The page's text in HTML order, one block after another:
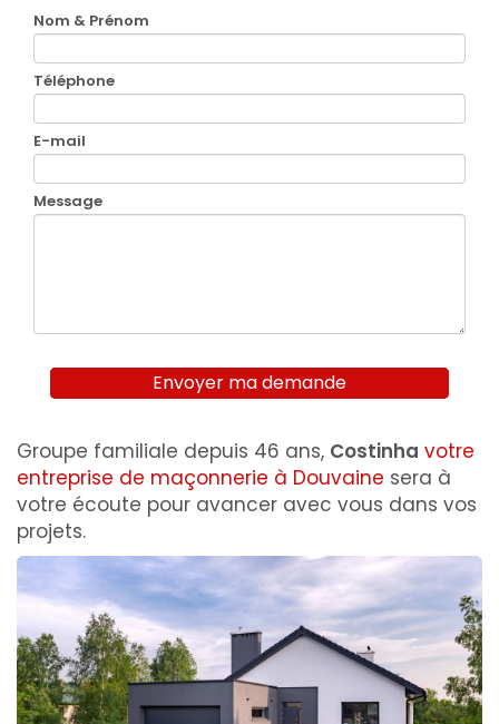
Nom & Prénom
Téléphone
E-mail
Message
Envoyer ma demande
Groupe familiale depuis 46 ans, Costinha votre
entreprise de maçonnerie à Douvaine sera à
votre écoute pour avancer avec vous dans vos
projets.